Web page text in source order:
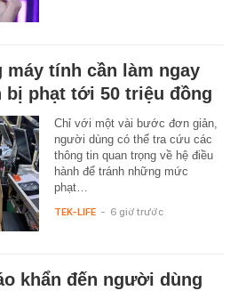
máy tính cần làm ngay
bị phạt tới 50 triệu đồng
Chỉ với một vài bước đơn giản,
người dùng có thể tra cứu các
thông tin quan trọng về hệ điều
hành để tránh những mức
phạt…
TEK-LIFE - 6 giờ trước
khẩn đến người dùng